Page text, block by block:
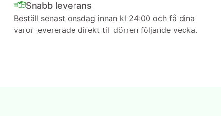
Snabb leverans
Beställ senast onsdag innan kl 24:00 och få dina
varor levererade direkt till dörren följande vecka.